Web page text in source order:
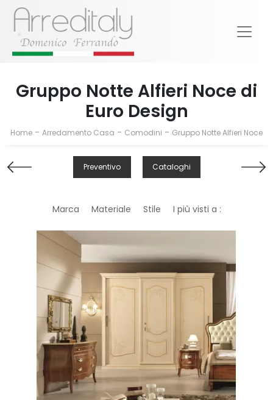
Gruppo Notte Alfieri Noce di
Euro Design
Home - Arredamento Casa - Comodini - Gruppo Notte Alfieri Noce
Preventivo Cataloghi
Marca Materiale Stile I più visti a :